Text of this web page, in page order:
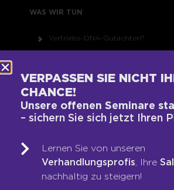
WAS WIR TUN
Vertriebs-DNA-Gutachten®
Training & Coaching
Blended Learning
LOOP-Prozess®
WER WIR SIND
VERPASSEN SIE NICHT
CHANCE!
Unsere offenen Seminare
– sichern Sie sich jetzt Ihren
Lernen Sie von unseren
Verhandlungsprofis, Ihre
nachhaltig zu steigern!